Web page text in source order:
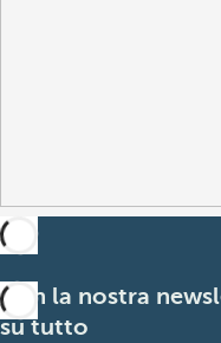
Con la nostra
su tutto